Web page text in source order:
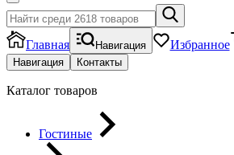
Главная Навигация Избранное
Навигация Контакты
Каталог товаров
Гостиные